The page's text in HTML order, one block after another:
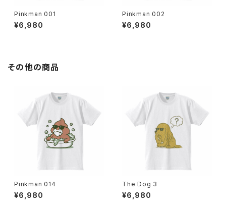
Pinkman 001
¥6,980
Pinkman 002
¥6,980
その他の商品
Pinkman 014
¥6,980
The Dog 3
¥6,980